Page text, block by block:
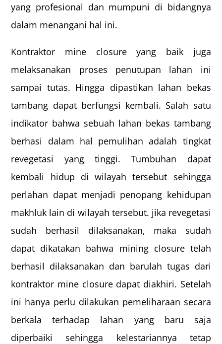
yang profesional dan mumpuni di bidangnya
dalam menangani hal ini.
Kontraktor mine closure yang baik juga
melaksanakan proses penutupan lahan ini
sampai tutas. Hingga dipastikan lahan bekas
tambang dapat berfungsi kembali. Salah satu
indikator bahwa sebuah lahan bekas tambang
berhasi dalam hal pemulihan adalah tingkat
revegetasi yang tinggi. Tumbuhan dapat
kembali hidup di wilayah tersebut sehingga
perlahan dapat menjadi penopang kehidupan
makhluk lain di wilayah tersebut. jika revegetasi
sudah berhasil dilaksanakan, maka sudah
dapat dikatakan bahwa mining closure telah
berhasil dilaksanakan dan barulah tugas dari
kontraktor mine closure dapat diakhiri. Setelah
ini hanya perlu dilakukan pemeliharaan secara
berkala terhadap lahan yang baru saja
diperbaiki sehingga kelestariannya tetap